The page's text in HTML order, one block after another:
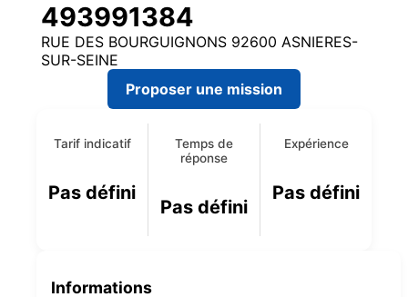
493991384
RUE DES BOURGUIGNONS 92600 ASNIERES-
SUR-SEINE
Proposer une mission
Tarif indicatif
Pas défini
Temps de
réponse
Pas défini
Expérience
Pas défini
Informations